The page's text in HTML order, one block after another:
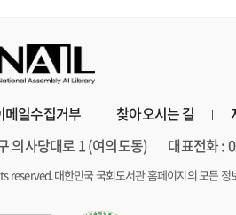
메일수집거부 찾아오시는 길
의사당대로 1 (여의도동)
대표전화 :
reserved. 대한민국 국회도서관 홈페이지의 모든